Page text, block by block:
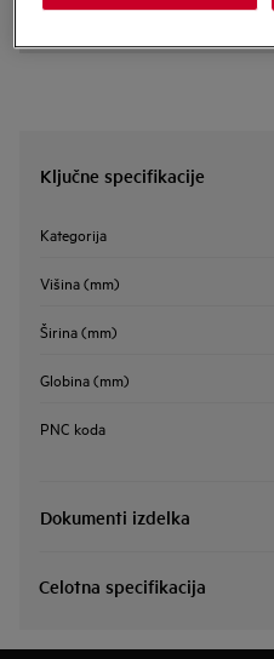
Ključne specifikacije
Kategorija
Višina (mm)
Širina (mm)
Globina (mm)
PNC koda
Dokumenti izdelka
Celotna specifikacija